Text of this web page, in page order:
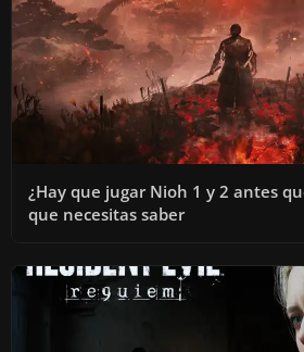
¿Hay que jugar Nioh 1 y 2 antes
que necesitas saber